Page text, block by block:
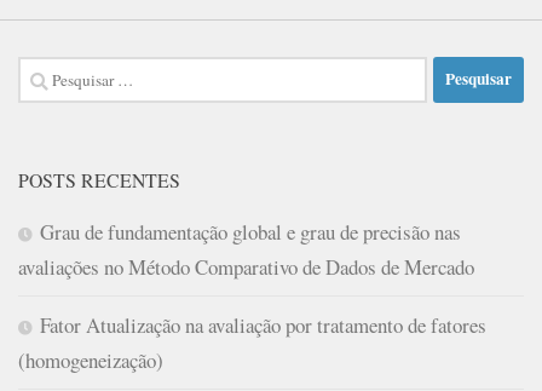
Pesquisar
por:
POSTS RECENTES
Grau de fundamentação global e grau de precisão nas
avaliações no Método Comparativo de Dados de Mercado
Fator Atualização na avaliação por tratamento de fatores
(homogeneização)